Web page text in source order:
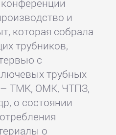
и
которая собрала
трубников,
с
трубных
ТМК, ОМК, ЧТПЗ,
о состоянии
о